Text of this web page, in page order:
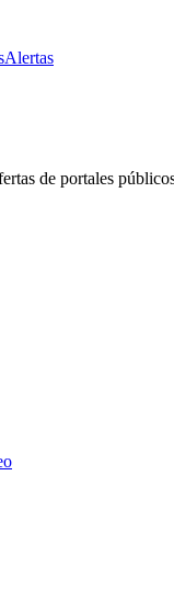
Alertas
de portales